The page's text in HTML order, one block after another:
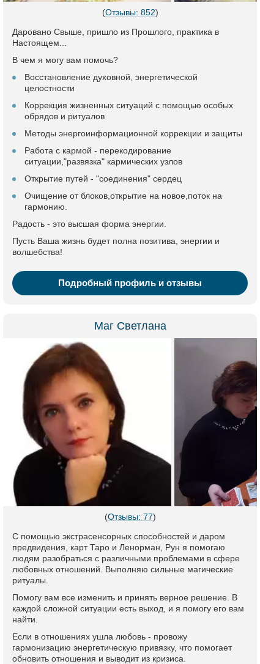
(Отзывы: 852)
Даровано Свыше, пришло из Прошлого, практика в
Настоящем...
В чем я могу вам помочь?
Восстановление духовной, энергетической
целостности
Коррекция жизненных ситуаций с помощью особых
обрядов и ритуалов
Методы энергоинформационной коррекции и защиты
Работа с кармой - перекодирование
ситуации,"развязка" кармических узлов
Открытие путей - "соединения" сердец
Очищение от блоков,открытие на новое,поток на
гармонию.
Радость - это высшая форма энергии.
Пусть Ваша жизнь будет полна позитива, энергии и
волшебства!
Подробный профиль и отзывы
Маг Светлана
(Отзывы: 77)
С помощью экстрасенсорных способностей и даром
предвидения, карт Таро и Ленорман, Рун я помогаю
людям разобраться с различными проблемами в сфере
любовных отношений. Выполняю сильные магические
ритуалы.
Помогу вам все изменить и принять верное решение. В
каждой сложной ситуации есть выход, и я помогу его вам
найти.
Если в отношениях ушла любовь - провожу
гармонизацию энергетическую привязку, что помогает
обновить отношения и выводит из кризиса.